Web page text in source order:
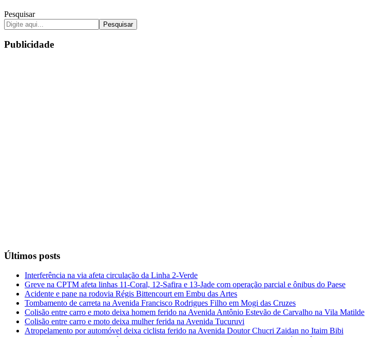
Pesquisar
Pesquisar
Publicidade
Últimos posts
Interferência na via afeta circulação da Linha 2-Verde
Greve na CPTM afeta linhas 11-Coral, 12-Safira e 13-Jade com operação parcial e ônibus do Paese
Acidente e pane na rodovia Régis Bittencourt em Embu das Artes
Tombamento de carreta na Avenida Francisco Rodrigues Filho em Mogi das Cruzes
Colisão entre carro e moto deixa homem ferido na Avenida Antônio Estevão de Carvalho na Vila Matilde
Colisão entre carro e moto deixa mulher ferida na Avenida Tucuruvi
Atropelamento por automóvel deixa ciclista ferido na Avenida Doutor Chucri Zaidan no Itaim Bibi